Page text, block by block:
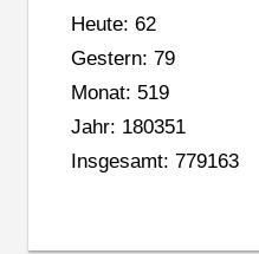
Heute: 62
Gestern: 79
Monat: 519
Jahr: 180351
Insgesamt: 779163